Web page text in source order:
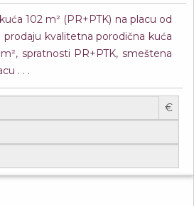
102 m² (PR+PTK) na placu od
prodaju kvalitetna porodična kuća
spratnosti PR+PTK, smeštena
. . .
€